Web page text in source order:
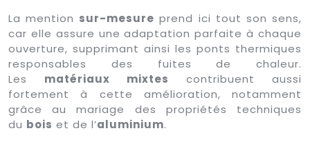
La mention sur-mesure prend ici tout son sens,
car elle assure une adaptation parfaite à chaque
ouverture, supprimant ainsi les ponts thermiques
responsables des fuites de chaleur.
Les matériaux mixtes contribuent aussi
fortement à cette amélioration, notamment
grâce au mariage des propriétés techniques
du bois et de l’aluminium.